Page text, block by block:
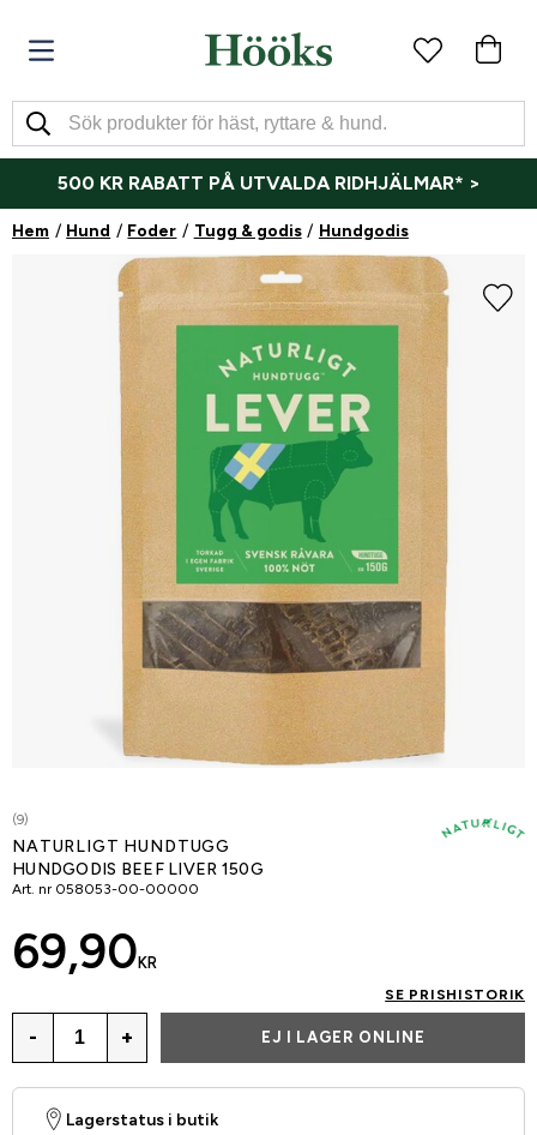
500 KR RABATT PÅ UTVALDA RIDHJÄLMAR* >
Hem Hund Foder Tugg & godis Hundgodis
(9)
NATURLIGT HUNDTUGG
HUNDGODIS BEEF LIVER 150G
Art. nr 058053-00-00000
69,90 KR
SE PRISHISTORIK
- + EJ I LAGER ONLINE
Lagerstatus i butik